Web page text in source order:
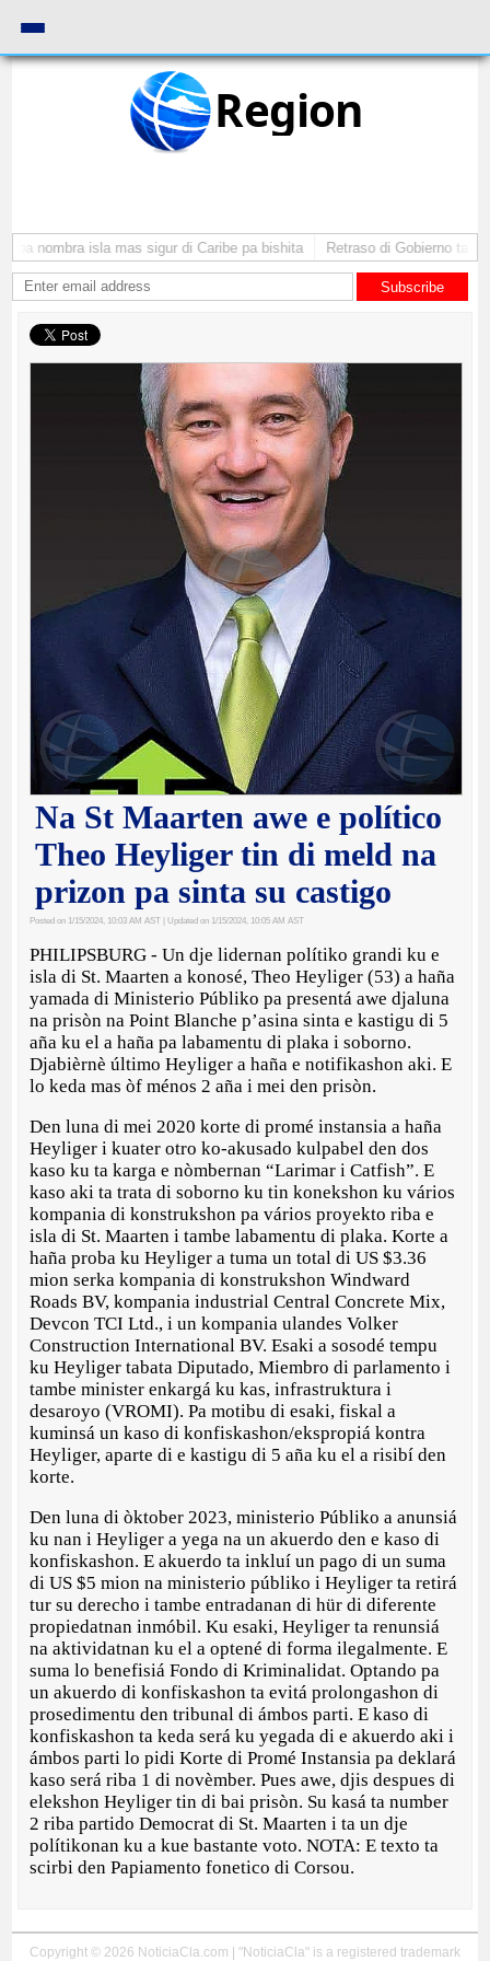
Region
nombra isla mas sigur di Caribe pa bishita Retraso di Gobierno ta
Subscribe
Na St Maarten awe e político
Theo Heyliger tin di meld na
prizon pa sinta su castigo
Posted on 1/15/2024, 10:03 AM AST | Updated on 1/15/2024, 10:05 AM AST
PHILIPSBURG - Un dje lidernan polítiko grandi ku e
isla di St. Maarten a konosé, Theo Heyliger (53) a haña
yamada di Ministerio Públiko pa presentá awe djaluna
na prisòn na Point Blanche p’asina sinta e kastigu di 5
aña ku el a haña pa labamentu di plaka i soborno.
Djabièrnè último Heyliger a haña e notifikashon aki. E
lo keda mas òf ménos 2 aña i mei den prisòn.
Den luna di mei 2020 korte di promé instansia a haña
Heyliger i kuater otro ko-akusado kulpabel den dos
kaso ku ta karga e nòmbernan “Larimar i Catfish”. E
kaso aki ta trata di soborno ku tin konekshon ku vários
kompania di konstrukshon pa vários proyekto riba e
isla di St. Maarten i tambe labamentu di plaka. Korte a
haña proba ku Heyliger a tuma un total di US $3.36
mion serka kompania di konstrukshon Windward
Roads BV, kompania industrial Central Concrete Mix,
Devcon TCI Ltd., i un kompania ulandes Volker
Construction International BV. Esaki a sosodé tempu
ku Heyliger tabata Diputado, Miembro di parlamento i
tambe minister enkargá ku kas, infrastruktura i
desaroyo (VROMI). Pa motibu di esaki, fiskal a
kuminsá un kaso di konfiskashon/ekspropiá kontra
Heyliger, aparte di e kastigu di 5 aña ku el a risibí den
korte.
Den luna di òktober 2023, ministerio Públiko a anunsiá
ku nan i Heyliger a yega na un akuerdo den e kaso di
konfiskashon. E akuerdo ta inkluí un pago di un suma
di US $5 mion na ministerio públiko i Heyliger ta retirá
tur su derecho i tambe entradanan di hür di diferente
propiedatnan inmóbil. Ku esaki, Heyliger ta renunsiá
na aktividatnan ku el a optené di forma ilegalmente. E
suma lo benefisiá Fondo di Kriminalidat. Optando pa
un akuerdo di konfiskashon ta evitá prolongashon di
prosedimentu den tribunal di ámbos parti. E kaso di
konfiskashon ta keda será ku yegada di e akuerdo aki i
ámbos parti lo pidi Korte di Promé Instansia pa deklará
kaso será riba 1 di novèmber. Pues awe, djis despues di
elekshon Heyliger tin di bai prisòn. Su kasá ta number
2 riba partido Democrat di St. Maarten i ta un dje
polítikonan ku a kue bastante voto. NOTA: E texto ta
scirbi den Papiamento fonetico di Corsou.
Copyright © 2026 NoticiaCla.com | "NoticiaCla" is a registered trademark